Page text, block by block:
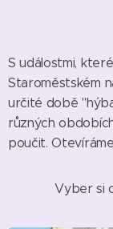
S událostmi,
Staroměstském
určité době
různých
poučit.
Vyber si